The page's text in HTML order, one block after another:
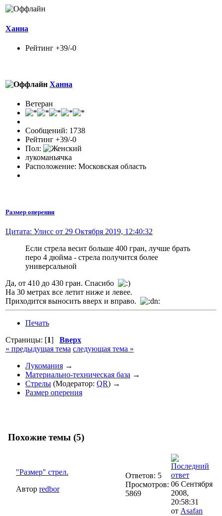
Ханна
Рейтинг +39/-0
Ханна
Ветеран
Сообщений: 1738
Рейтинг +39/-0
Пол:
лукоманьячка
Расположение: Московская область
Размер оперения
Цитата: Улисс от 29 Октября 2019, 12:40:32
Если стрела весит больше 400 гран, лучше брать
перо 4 дюйма - стрела получится более
универсальной
Да, от 410 до 430 гран. Спасибо
На 30 метрах все летит ниже и левее.
Приходится выносить вверх и вправо.
Печать
Страницы: [1] Вверх
« предыдущая тема следующая тема »
Лукомания →
Материально-техническая база →
Стрелы (Модератор: QR) →
Размер оперения
Похожие темы (5)
"Размер" стрел.
Автор redbor
Ответов: 5
Просмотров:
5869
06 Сентября
2008,
20:58:31
от Asafan